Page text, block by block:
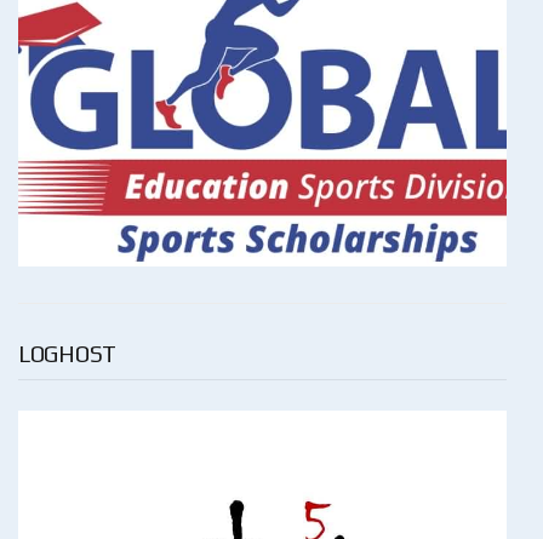
LOGHOST